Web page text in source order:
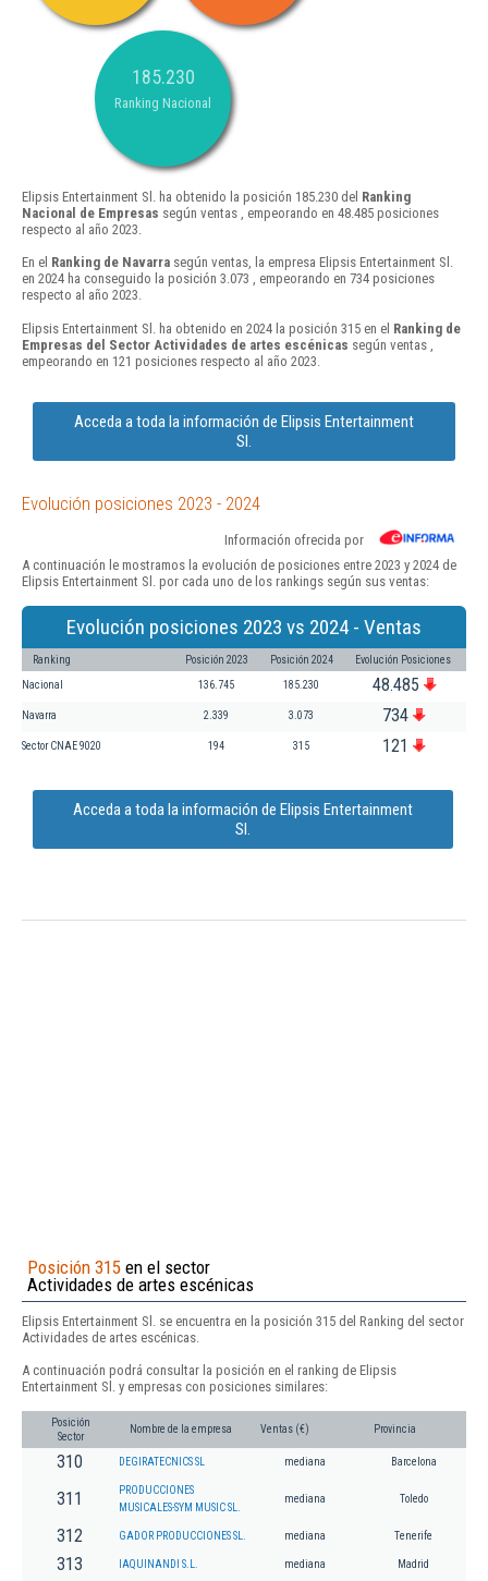
185.230
Ranking Nacional
Elipsis Entertainment Sl. ha obtenido la posición 185.230 del Ranking
Nacional de Empresas según ventas , empeorando en 48.485 posiciones
respecto al año 2023.
En el Ranking de Navarra según ventas, la empresa Elipsis Entertainment Sl.
en 2024 ha conseguido la posición 3.073 , empeorando en 734 posiciones
respecto al año 2023.
Elipsis Entertainment Sl. ha obtenido en 2024 la posición 315 en el Ranking de
Empresas del Sector Actividades de artes escénicas según ventas ,
empeorando en 121 posiciones respecto al año 2023.
Acceda a toda la información de Elipsis Entertainment
Sl.
Evolución posiciones 2023 - 2024
Información ofrecida por
A continuación le mostramos la evolución de posiciones entre 2023 y 2024 de
Elipsis Entertainment Sl. por cada uno de los rankings según sus ventas:
Evolución posiciones 2023 vs 2024 - Ventas
Ranking Posición 2023 Posición 2024 Evolución Posiciones
Nacional 136.745 185.230 48.485
Navarra 2.339 3.073 734
Sector CNAE 9020 194 315 121
Acceda a toda la información de Elipsis Entertainment
Sl.
Posición 315 en el sector
Actividades de artes escénicas
Elipsis Entertainment Sl. se encuentra en la posición 315 del Ranking del sector
Actividades de artes escénicas.
A continuación podrá consultar la posición en el ranking de Elipsis
Entertainment Sl. y empresas con posiciones similares:
Posición
Sector
Nombre de la empresa Ventas (€) Provincia
310 DEGIRATECNICS SL mediana Barcelona
311
PRODUCCIONES
MUSICALES-SYM MUSIC SL.
mediana Toledo
312 GADOR PRODUCCIONES SL. mediana Tenerife
313 IAQUINANDI S.L. mediana Madrid